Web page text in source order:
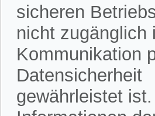
sicheren
nicht zugänglich
Kommunikation
Datensicherheit
gewährleistet